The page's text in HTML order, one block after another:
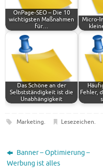
OnPage-SEO – Die 10
wichtigsten Maßnahmen
für…
Micro-
Das Schöne an der
Selbstständigkeit ist die
Unabhängigkeit
Fehler,
Marketing. Lesezeichen.
Banner – Optimierung –
Werbung ist alles